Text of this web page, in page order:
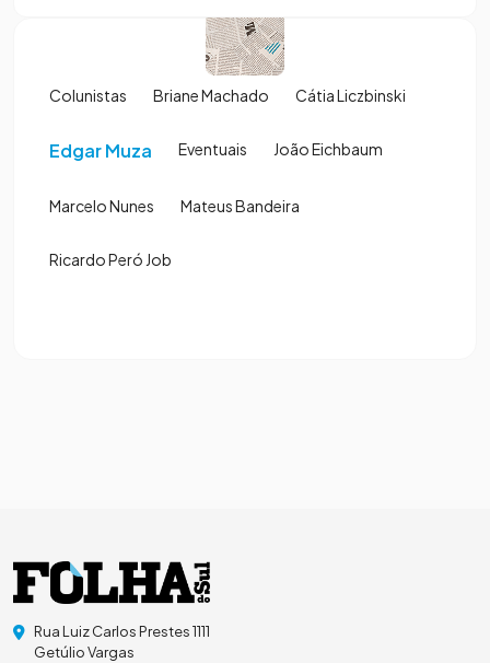
Colunistas Briane Machado Cátia Liczbinski
Edgar Muza Eventuais João Eichbaum
Marcelo Nunes Mateus Bandeira
Ricardo Peró Job
Rua Luiz Carlos Prestes 1111
Getúlio Vargas